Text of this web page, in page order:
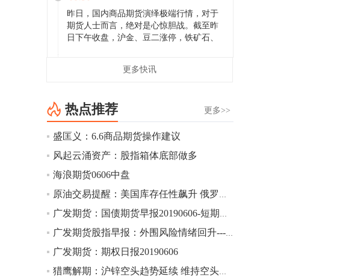
场来看，汇率波动...
昨日，国内商品期货演绎极端行情，对于
期货人士而言，绝对是心惊胆战。截至昨
日下午收盘，沪金、豆二涨停，铁矿石、
[imgnobrwh] src=...
14:23
跌幅达6%，报689.5元/吨，刷新近两个月
低位。
14:20
方正有色研究团队：高度重视贵金属的阶
段性机会。自年初以来沪金上涨16.93%，
立涨势，白银将开启补涨，且涨幅超过黄
金，金银比有望高位回归。
13:55
更多快讯
更多>>
热点推荐
盛匡义：6.6商品期货操作建议
风起云涌资产：股指箱体底部做多
海浪期货0606中盘
原油交易提醒：美国库存任性飙升 俄罗斯多家油企“诉苦”
广发期货：国债期货早报20190606-短期内资金面无虞，期债延续上涨
广发期货股指早报：外围风险情绪回升---20190606
广发期货：期权日报20190606
猎鹰解期：沪锌空头趋势延续 维持空头思路，盘中冲高分批进场空单